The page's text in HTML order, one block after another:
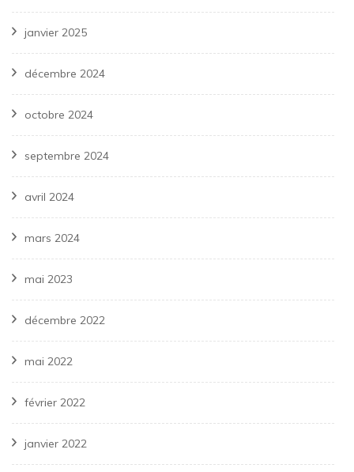
janvier 2025
décembre 2024
octobre 2024
septembre 2024
avril 2024
mars 2024
mai 2023
décembre 2022
mai 2022
février 2022
janvier 2022